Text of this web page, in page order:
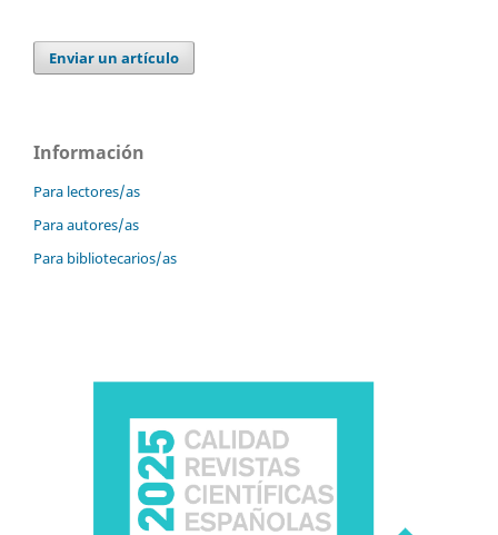
Enviar un artículo
Información
Para lectores/as
Para autores/as
Para bibliotecarios/as